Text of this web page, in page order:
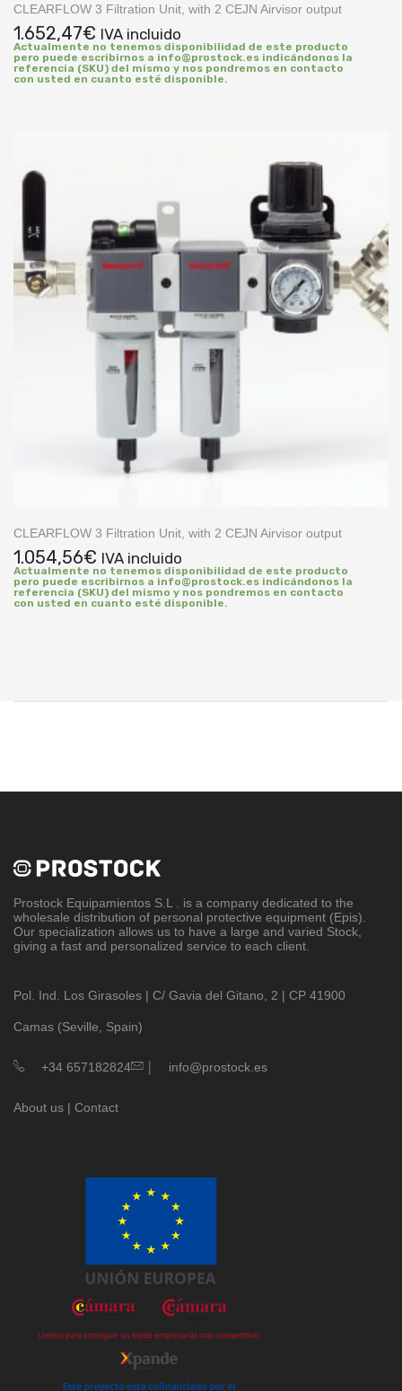
CLEARFLOW 3 Filtration Unit, with 2 CEJN Airvisor output
1.652,47€ IVA incluido
Actualmente no tenemos disponibilidad de este producto
pero puede escribirnos a info@prostock.es indicándonos la
referencia (SKU) del mismo y nos pondremos en contacto
con usted en cuanto esté disponible.
CLEARFLOW 3 Filtration Unit, with 2 CEJN Airvisor output
1.054,56€ IVA incluido
Actualmente no tenemos disponibilidad de este producto
pero puede escribirnos a info@prostock.es indicándonos la
referencia (SKU) del mismo y nos pondremos en contacto
con usted en cuanto esté disponible.
Prostock Equipamientos S.L
. is a company dedicated to the
wholesale distribution of personal protective equipment (Epis).
Our specialization allows us to have a large and varied Stock,
giving a fast and personalized service to each client.
Pol. Ind. Los Girasoles | C/ Gavia del Gitano, 2 | CP 41900
Camas (Seville, Spain)
+34 657182824 | info@prostock.es
About us | Contact